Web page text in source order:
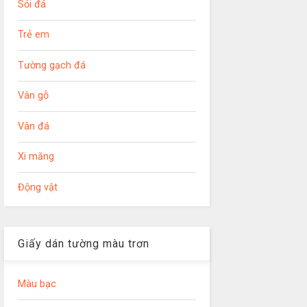
Sỏi đá
Trẻ em
Tường gạch đá
Vân gỗ
Vân đá
Xi măng
Động vật
Giấy dán tường màu trơn
Màu bạc